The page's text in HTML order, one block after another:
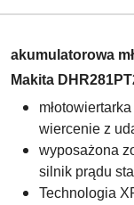
akumulatorowa
Makita
wiercenie z
wyposażona
silnik prądu
Technologia